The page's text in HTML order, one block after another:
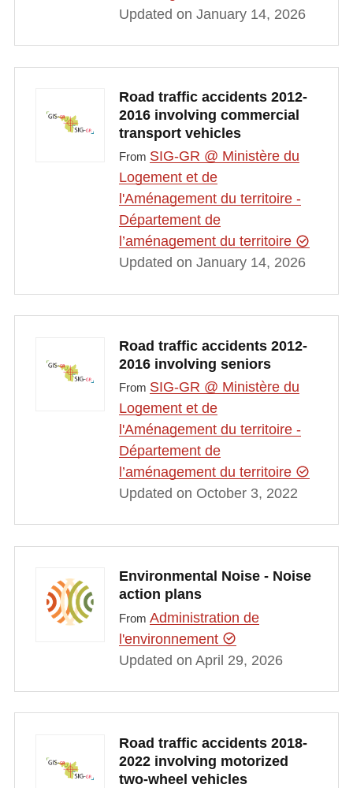
Updated on January 14, 2026
Road traffic accidents 2012-
2016 involving commercial
transport vehicles
From SIG-GR @ Ministère du
Logement et de
l'Aménagement du territoire -
Département de
l’aménagement du territoire
Updated on January 14, 2026
Road traffic accidents 2012-
2016 involving seniors
From SIG-GR @ Ministère du
Logement et de
l'Aménagement du territoire -
Département de
l’aménagement du territoire
Updated on October 3, 2022
Environmental Noise - Noise
action plans
From Administration de
l'environnement
Updated on April 29, 2026
Road traffic accidents 2018-
2022 involving motorized
two-wheel vehicles